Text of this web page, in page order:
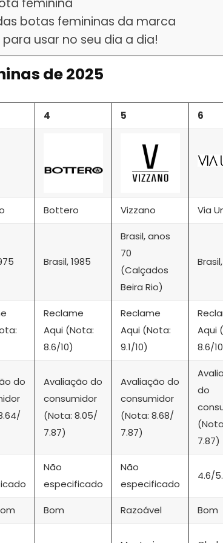
botas femininas da marca
usar no seu dia a dia!
de 2025
4 5 6
Bottero Vizzano Via
Brasil, 1985
Brasil, anos
70
(Calçados
Beira Rio)
Brasil,
Reclame
Aqui (Nota:
8.6/10)
Reclame
Aqui (Nota:
9.1/10)
Aqui
8.6/
do
Avaliação do
consumidor
(Nota: 8.05/
7.87)
Avaliação do
consumidor
(Nota: 8.68/
7.87)
do
7.87)
Não
especificado
Não
especificado
4.6/
Bom Razoável Bom